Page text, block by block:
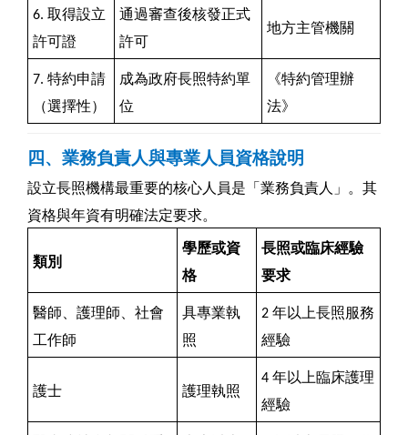
6. 取得設立
許可證
通過審查後核發正式
許可
地方主管機關
7. 特約申請
（選擇性）
成為政府長照特約單
位
《特約管理辦
法》
四、業務負責人與專業人員資格說明
設立長照機構最重要的核心人員是「業務負責人」。其
資格與年資有明確法定要求。
類別
學歷或資
格
長照或臨床經驗
要求
醫師、護理師、社會
工作師
具專業執
照
2 年以上長照服務
經驗
護士 護理執照
4 年以上臨床護理
經驗